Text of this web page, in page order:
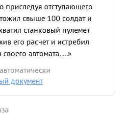
приследуя отступающего
свыше 100 солдат и
станковый пулемет
его расчет и истребил
автомата. ...»
документ